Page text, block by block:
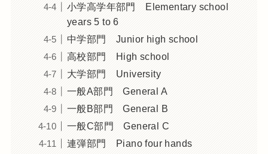
小学高学年部門 Elementary school
years 5 to 6
中学部門 Junior high school
高校部門 High school
大学部門 University
一般A部門 General A
一般B部門 General B
一般C部門 General C
連弾部門 Piano four hands